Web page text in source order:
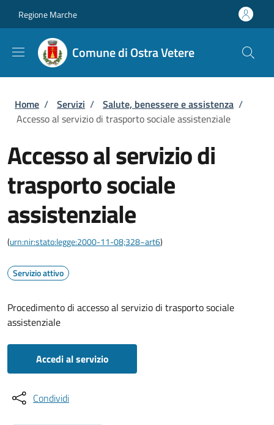
Regione Marche
Comune di Ostra Vetere
Briciole di pane
Home / Servizi / Salute, benessere e assistenza /
Accesso al servizio di trasporto sociale assistenziale
Accesso al servizio di
trasporto sociale
assistenziale
(urn:nir:stato:legge:2000-11-08;328~art6)
Servizio attivo
Procedimento di accesso al servizio di trasporto sociale
assistenziale
Accedi al servizio
Condividi